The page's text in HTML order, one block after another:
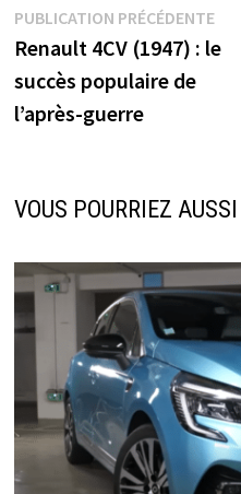
Navigation
de
l’article
PUBLICATION PRÉCÉDENTE
Renault 4CV (1947) : le
succès populaire de
l’après-guerre
VOUS POURRIEZ